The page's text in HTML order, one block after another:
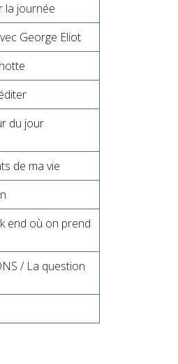
la journée
George Eliot
du jour
de ma vie
end où on prend
/ La question